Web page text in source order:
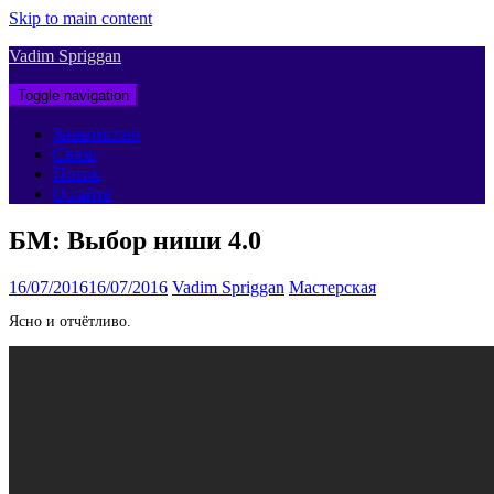
Skip to main content
Vadim Spriggan
Toggle navigation
Знакомство
Связь
Поток
О сайте
БМ: Выбор ниши 4.0
16/07/201616/07/2016 Vadim Spriggan Мастерская
Ясно и отчётливо.